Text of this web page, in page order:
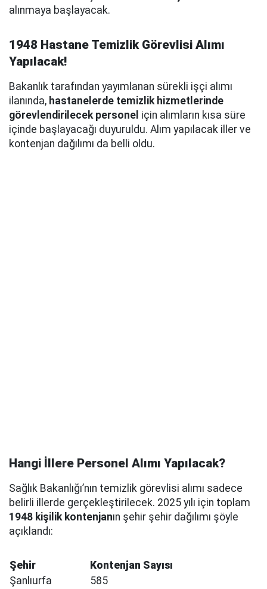
alınmaya başlayacak.
1948 Hastane Temizlik Görevlisi Alımı
Yapılacak!
Bakanlık tarafından yayımlanan sürekli işçi alımı
ilanında, hastanelerde temizlik hizmetlerinde
görevlendirilecek personel için alımların kısa süre
içinde başlayacağı duyuruldu. Alım yapılacak iller ve
kontenjan dağılımı da belli oldu.
Hangi İllere Personel Alımı Yapılacak?
Sağlık Bakanlığı’nın temizlik görevlisi alımı sadece
belirli illerde gerçekleştirilecek. 2025 yılı için toplam
1948 kişilik kontenjanın şehir şehir dağılımı şöyle
açıklandı:
Şehir
Kontenjan Sayısı
Şanlıurfa
585